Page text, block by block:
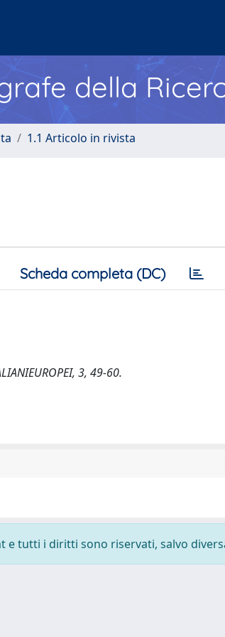
della
1.1 Articolo in rivista
Scheda completa (DC)
3, 49-60.
tutti i diritti sono riservati, salvo